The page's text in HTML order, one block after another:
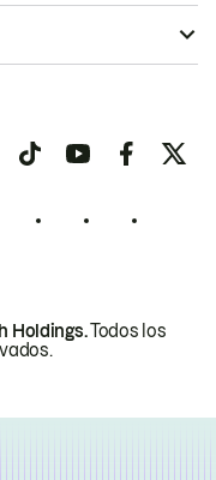
Holdings.Todos los